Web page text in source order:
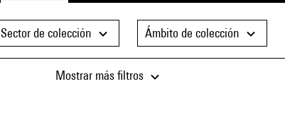
Sector de colección Ámbito de colección
Mostrar más filtros